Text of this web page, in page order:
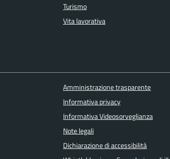
Turismo
Vita lavorativa
Amministrazione trasparente
Informativa privacy
Informativa Videosorveglianza
Note legali
Dichiarazione di accessibilità